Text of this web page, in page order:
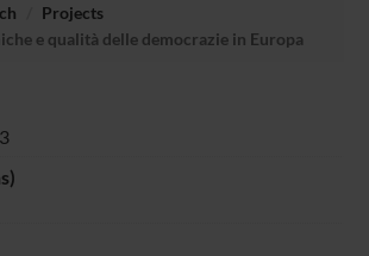
Projects
e qualità delle democrazie in Europa